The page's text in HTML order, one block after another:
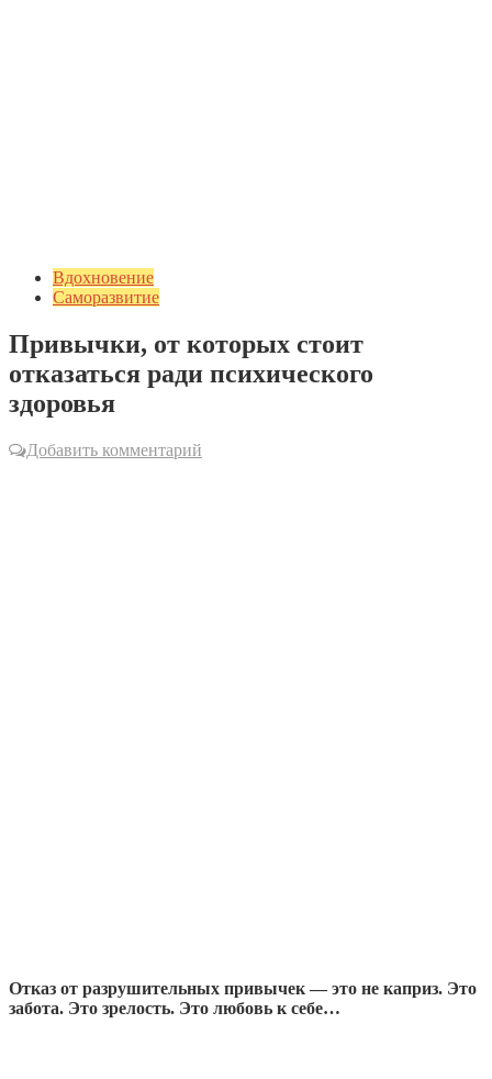
Вдохновение
Саморазвитие
Привычки, от которых стоит
отказаться ради психического
здоровья
Добавить комментарий
Отказ от разрушительных привычек — это не каприз. Это
забота. Это зрелость. Это любовь к себе…